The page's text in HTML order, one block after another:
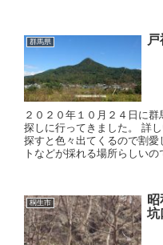
群馬県
２０２０年１０月２４日に
探しに行ってきました。 詳
探すと色々出てくるので割
トなどが採れる場所らしいの
桐生市
坑